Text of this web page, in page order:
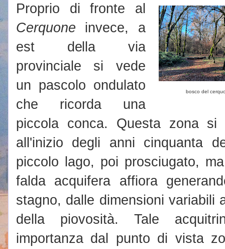
bosco del
Proprio di fronte al
Cerquone invece, a
est della via
provinciale si vede
un pascolo ondulato
che ricorda una
piccola conca. Questa zona
all'inizio degli anni cinquanta
piccolo lago, poi prosciugato,
falda acquifera affiora
stagno, dalle dimensioni variabili
della piovosità. Tale
importanza dal punto di vista